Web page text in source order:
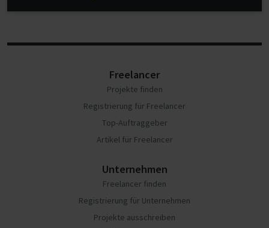
Freelancer
Projekte finden
Registrierung für Freelancer
Top-Auftraggeber
Artikel für Freelancer
Unternehmen
Freelancer finden
Registrierung für Unternehmen
Projekte ausschreiben